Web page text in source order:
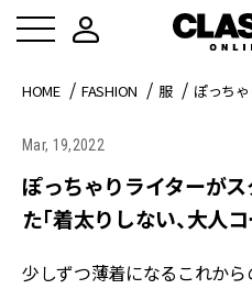
HOME FASHION 服 ぽっち
Mar, 19,2022
ぽっちゃりライターが
た「着太りしない、大人
少しずつ薄着になるこれから